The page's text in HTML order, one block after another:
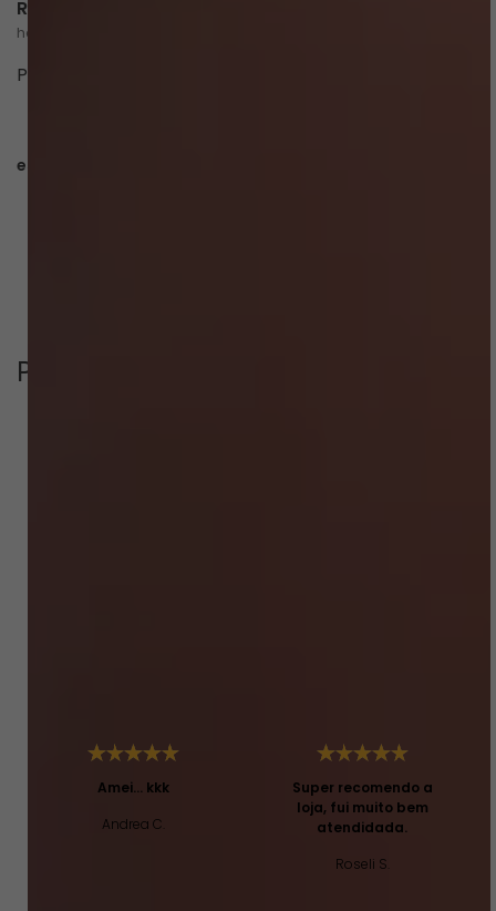
Rosângela P.
há 5 meses
Perfeito tamanho e modelagem, design
esta avaliação foi útil?
Perguntas & respostas
Amei... kkk
Andrea C.
Super recomendo a
loja, fui muito bem
atendidada.
Roseli S.